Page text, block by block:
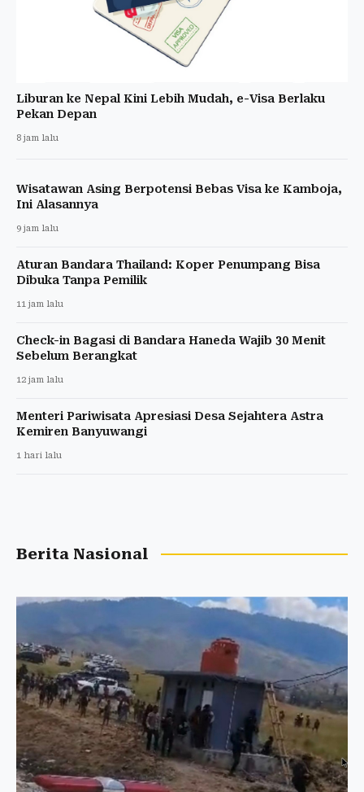
Liburan ke Nepal Kini Lebih Mudah, e-Visa Berlaku
Pekan Depan
8 jam lalu
Wisatawan Asing Berpotensi Bebas Visa ke Kamboja,
Ini Alasannya
9 jam lalu
Aturan Bandara Thailand: Koper Penumpang Bisa
Dibuka Tanpa Pemilik
11 jam lalu
Check-in Bagasi di Bandara Haneda Wajib 30 Menit
Sebelum Berangkat
12 jam lalu
Menteri Pariwisata Apresiasi Desa Sejahtera Astra
Kemiren Banyuwangi
1 hari lalu
Berita Nasional